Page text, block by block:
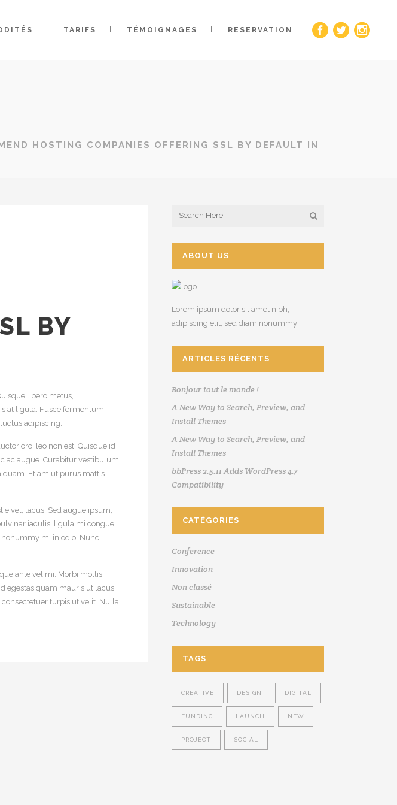
TARIFS TÉMOIGNAGES RESERVATION
HOSTING COMPANIES OFFERING SSL BY DEFAULT IN
BY
libero metus,
at ligula. Fusce fermentum.
adipiscing.
orci leo non est. Quisque id
ac augue. Curabitur vestibulum
quam. Etiam ut purus mattis
vel, lacus. Sed augue ipsum,
iaculis, ligula mi congue
mi in odio. Nunc
ante vel mi. Morbi mollis
egestas quam mauris ut lacus.
turpis ut velit. Nulla
ABOUT US
Lorem ipsum dolor sit amet nibh,
adipiscing elit, sed diam nonummy
ARTICLES RÉCENTS
Bonjour tout le monde !
A New Way to Search, Preview, and
Install Themes
A New Way to Search, Preview, and
Install Themes
bbPress 2.5.11 Adds WordPress 4.7
Compatibility
CATÉGORIES
Conference
Innovation
Non classé
Sustainable
Technology
TAGS
CREATIVE DESIGN DIGITAL
FUNDING LAUNCH NEW
PROJECT SOCIAL